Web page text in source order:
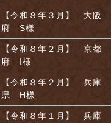
【令和８年３月】 大阪
府 S様
【令和８年２月】 京都
府 I様
【令和８年２月】 兵庫
県 H様
【令和８年１月】 兵庫